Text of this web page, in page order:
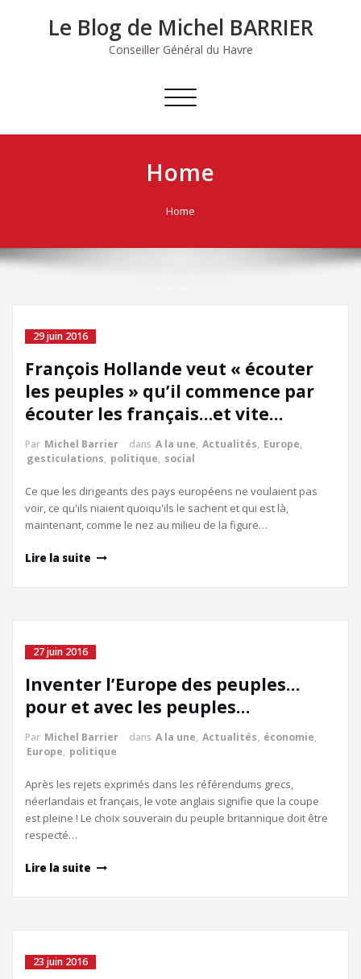
Le Blog de Michel BARRIER
Conseiller Général du Havre
Afficher/masquer
navigation
Home
Home
29 juin 2016
François Hollande veut « écouter
les peuples » qu’il commence par
écouter les français…et vite…
Par Michel Barrier dans A la une, Actualités, Europe,
gesticulations, politique, social
Ce que les dirigeants des pays européens ne voulaient pas
voir, ce qu'ils niaient quoiqu'ils le sachent et qui est là,
maintenant, comme le nez au milieu de la figure…
Lire la suite
27 juin 2016
Inventer l’Europe des peuples…
pour et avec les peuples…
Par Michel Barrier dans A la une, Actualités, économie,
Europe, politique
Après les rejets exprimés dans les référendums grecs,
néerlandais et français, le vote anglais signifie que la coupe
est pleine ! Le choix souverain du peuple britannique doit être
respecté…
Lire la suite
23 juin 2016